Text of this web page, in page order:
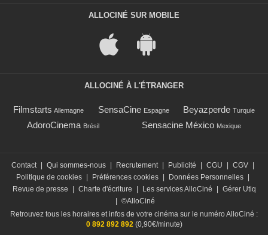
ALLOCINÉ SUR MOBILE
ALLOCINÉ À L'ÉTRANGER
Filmstarts Allemagne SensaCine Espagne Beyazperde Turquie
AdoroCinema Brésil Sensacine México Mexique
Contact Qui sommes-nous Recrutement Publicité CGU CGV
Politique de cookies
Préférences cookies Données Personnelles
Revue de presse
Charte d'écriture Les services AlloCiné
Gérer Utiq
©AlloCiné
Retrouvez tous les horaires et infos de votre cinéma sur le numéro AlloCiné :
0 892 892 892(0,90€/minute)